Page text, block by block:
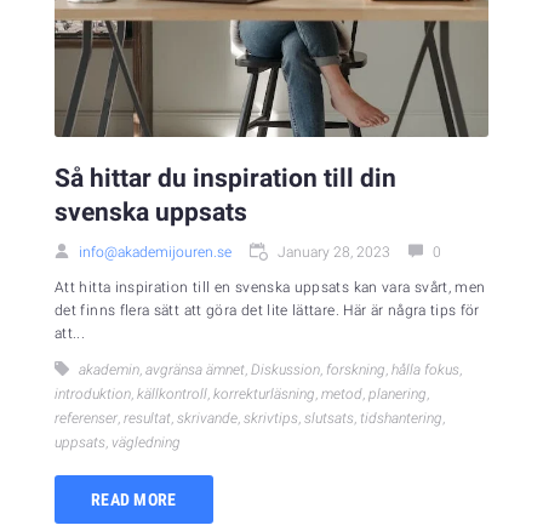
Så hittar du inspiration till din
svenska uppsats
info@akademijouren.se January 28, 2023 0
Att hitta inspiration till en svenska uppsats kan vara svårt, men
det finns flera sätt att göra det lite lättare. Här är några tips för
att...
akademin, avgränsa ämnet, Diskussion, forskning, hålla fokus,
introduktion, källkontroll, korrekturläsning, metod, planering,
referenser, resultat, skrivande, skrivtips, slutsats, tidshantering,
uppsats, vägledning
READ MORE